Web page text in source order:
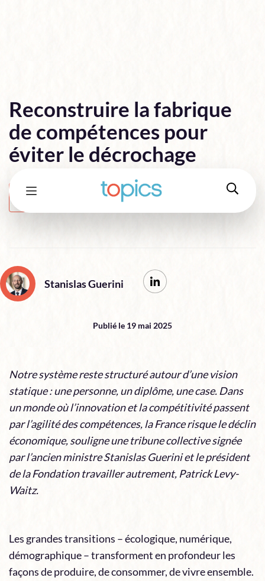
Reconstruire la fabrique
de compétences pour
éviter le décrochage
Tribune
Stanislas Guerini
Publié le 19 mai 2025
Notre système reste structuré autour d’une vision
statique : une personne, un diplôme, une case. Dans
un monde où l’innovation et la compétitivité passent
par l’agilité des compétences, la France risque le déclin
économique, souligne une tribune collective signée
par l’ancien ministre Stanislas Guerini et le président
de la Fondation travailler autrement, Patrick Levy-
Waitz.
Les grandes transitions – écologique, numérique,
démographique – transforment en profondeur les
façons de produire, de consommer, de vivre ensemble.